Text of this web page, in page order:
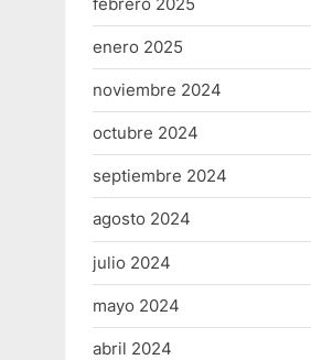
enero 2025
noviembre 2024
octubre 2024
septiembre 2024
agosto 2024
julio 2024
mayo 2024
abril 2024